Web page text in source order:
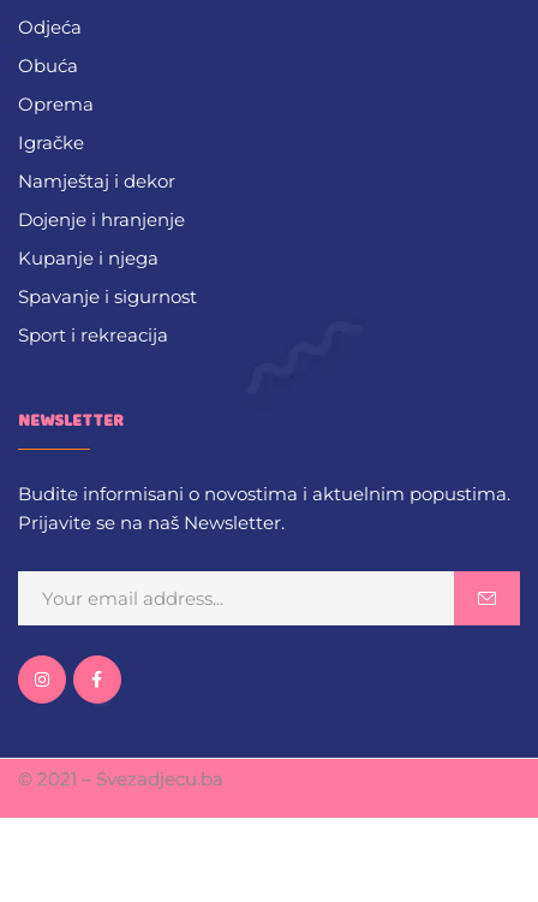
Odjeća
Obuća
Oprema
Igračke
Namještaj i dekor
Dojenje i hranjenje
Kupanje i njega
Spavanje i sigurnost
Sport i rekreacija
NEWSLETTER
Budite informisani o novostima i aktuelnim popustima.
Prijavite se na naš Newsletter.
© 2021 – Svezadjecu.ba